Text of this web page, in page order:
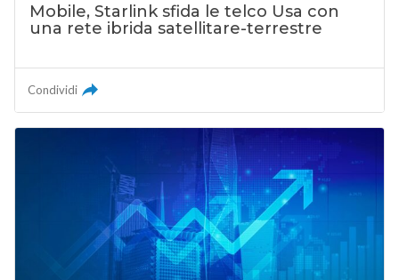
Mobile, Starlink sfida le telco Usa con
una rete ibrida satellitare-terrestre
Condividi